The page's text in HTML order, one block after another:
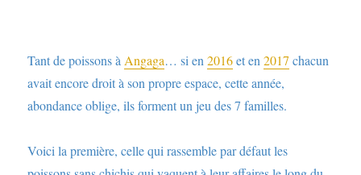
Tant de poissons à Angaga… si en2016et en2017 chacun
avait encore droit à son propre espace, cette année,
abondance oblige, ils forment un jeu des 7 familles.
Voici la première, celle qui rassemble par défaut les